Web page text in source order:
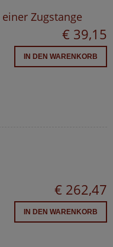
Zugstange
€ 39,15
IN DEN WARENKORB
€ 262,47
IN DEN WARENKORB